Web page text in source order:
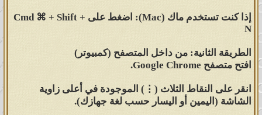
إذا كنت تستخدم ماك (Mac): اضغط على Cmd ⌘ + Shift +
N
الطريقة الثانية: من داخل المتصفح (كمبيوتر)
افتح متصفح Google Chrome.
انقر على النقاط الثلاث (⋮) الموجودة في أعلى زاوية
الشاشة (اليمين أو اليسار حسب لغة جهازك).